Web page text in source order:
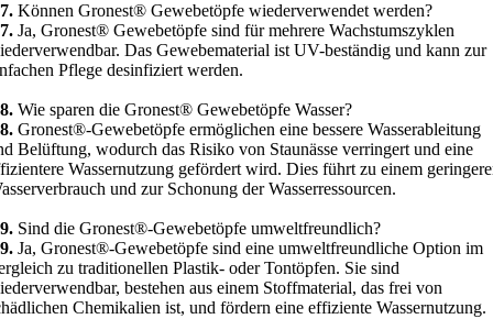
Können Gronest® Gewebetöpfe wiederverwendet werden?
Ja, Gronest® Gewebetöpfe sind für mehrere Wachstumszyklen
Das Gewebematerial ist UV-beständig und kann zur
Pflege desinfiziert werden.
Wie sparen die Gronest® Gewebetöpfe Wasser?
Gronest®-Gewebetöpfe ermöglichen eine bessere Wasserableitung
Belüftung, wodurch das Risiko von Staunässe verringert und eine
Wassernutzung gefördert wird. Dies führt zu einem
und zur Schonung der Wasserressourcen.
Sind die Gronest®-Gewebetöpfe umweltfreundlich?
Ja, Gronest®-Gewebetöpfe sind eine umweltfreundliche Option im
zu traditionellen Plastik- oder Tontöpfen. Sie sind
bestehen aus einem Stoffmaterial, das frei von
Chemikalien ist, und fördern eine effiziente Wassernutzung.